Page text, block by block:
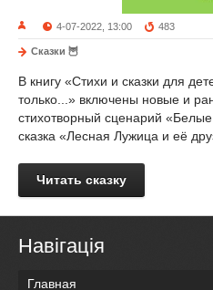
4-07-2022, 13:00 483
Сказки 🦉
В книгу «Стихи и сказки для
только...» включены новые и
стихотворный сценарий
сказка «Лесная Лужица и её
Читать сказку
Навігація
Главная